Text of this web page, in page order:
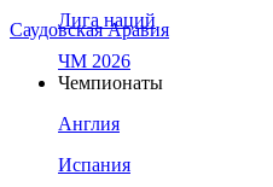
Саудовская Аравия
Лига наций
ЧМ 2026
Чемпионаты
Англия
Испания